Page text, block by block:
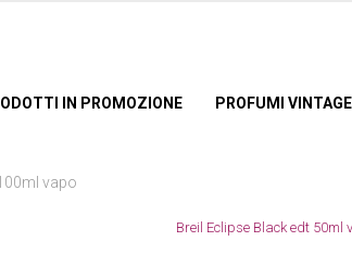
IN PROMOZIONE PROFUMI VINTAGE
vapo
Breil Eclipse Black edt 50ml